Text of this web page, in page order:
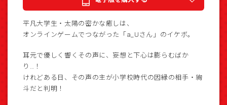
平凡大学生・太陽の密かな癒しは、
オンラインゲームでつながった「a_Uさん」のイケボ。
耳元で優しく響くその声に、妄想と下心は膨らむばか
り…！
けれどある日、その声の主が小学校時代の因縁の相手・絢
斗だと判明！